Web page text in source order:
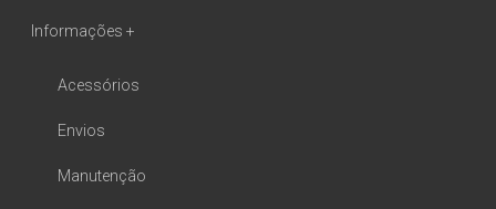
Informações +
Acessórios
Envios
Manutenção